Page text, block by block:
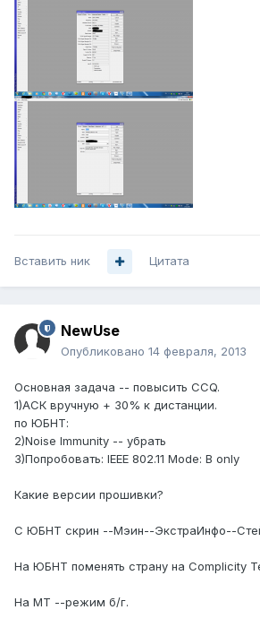
Вставить ник Цитата
NewUse
Опубликовано 14 февраля, 2013
Основная задача -- повысить CCQ.
1)АСК вручную + 30% к дистанции.
по ЮБНТ:
2)Noise Immunity -- убрать
3)Попробовать: IEEE 802.11 Mode: B only
Какие версии прошивки?
С ЮБНТ скрин --Мэин--ЭкстраИнфо--
На ЮБНТ поменять страну на Complicity
На МТ --режим б/г.